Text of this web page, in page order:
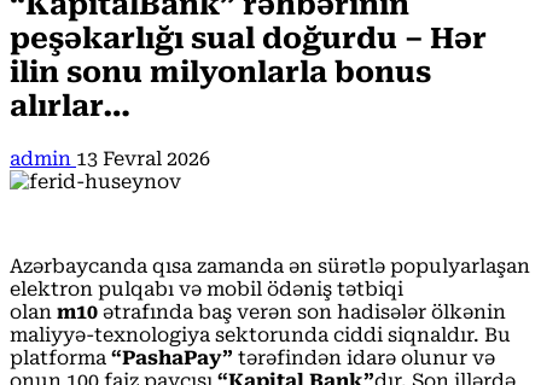
peşəkarlığı sual doğurdu – Hər
ilin sonu milyonlarla bonus
alırlar…
admin 13 Fevral 2026
Azərbaycanda qısa zamanda ən sürətlə populyarlaşan
elektron pulqabı və mobil ödəniş tətbiqi
olan m10 ətrafında baş verən son hadisələr ölkənin
maliyyə-texnologiya sektorunda ciddi siqnaldır. Bu
platforma “PashaPay” tərəfindən idarə olunur və